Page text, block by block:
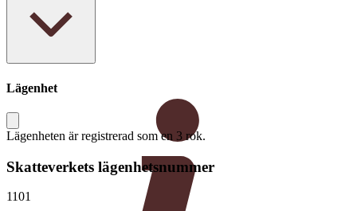
Lägenhet
Lägenheten är registrerad som en 3 rok.
Skatteverkets lägenhetsnummer
1101